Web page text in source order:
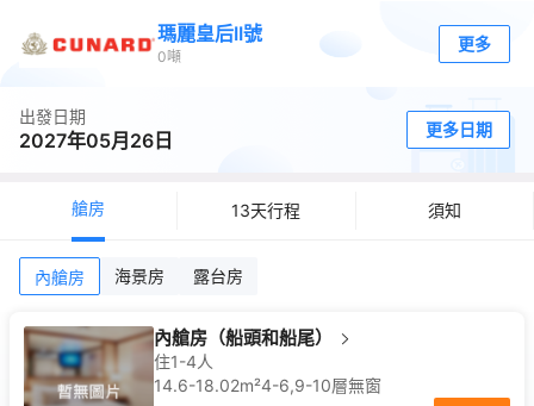
瑪麗皇后II號
0噸
更多
出發日期
2027年05月26日 更多日期
艙房 13天行程 須知
內艙房 海景房 露台房
內艙房（船頭和船尾）
住1-4人
14.6-18.02m²4-6,9-10層無窗